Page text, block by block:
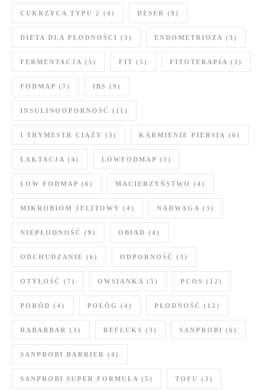
CUKRZYCA TYPU 2 (4) DESER (9)
DIETA DLA PŁODNOŚCI (3) ENDOMETRIOZA (3)
FERMENTACJA (5) FIT (5) FITOTERAPIA (3)
FODMAP (7) IBS (9)
INSULINOOPORNOŚĆ (11)
I TRYMESTR CIĄŻY (3) KARMIENIE PIERSIĄ (6)
LAKTACJA (4) LOWFODMAP (5)
LOW FODMAP (6) MACIERZYŃSTWO (4)
MIKROBIOM JELITOWY (4) NADWAGA (3)
NIEPŁODNOŚĆ (9) OBIAD (4)
ODCHUDZANIE (6) ODPORNOŚĆ (3)
OTYŁOŚĆ (7) OWSIANKA (5) PCOS (12)
PORÓD (4) POŁÓG (4) PŁODNOŚĆ (12)
RABARBAR (3) REFLUKS (3) SANPROBI (6)
SANPROBI BARRIER (4)
SANPROBI SUPER FORMUŁA (5) TOFU (3)